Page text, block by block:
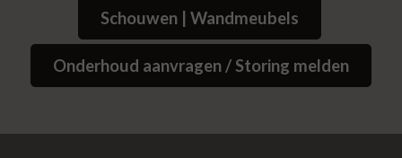
Schouwen | Wandmeubels
Onderhoud aanvragen / Storing melden